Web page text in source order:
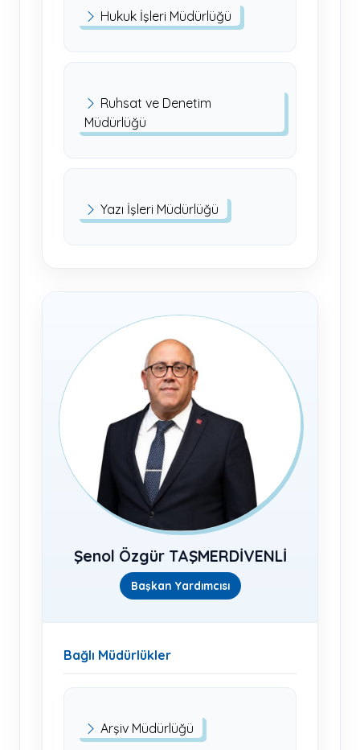
Hukuk İşleri Müdürlüğü
Ruhsat ve Denetim
Müdürlüğü
Yazı İşleri Müdürlüğü
Şenol Özgür TAŞMERDİVENLİ
Başkan Yardımcısı
Bağlı Müdürlükler
Arşiv Müdürlüğü